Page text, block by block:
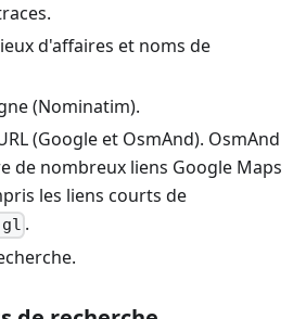
d'affaires et noms de
(Nominatim).
(Google et OsmAnd). OsmAnd
de nombreux liens Google Maps
les liens courts de
.